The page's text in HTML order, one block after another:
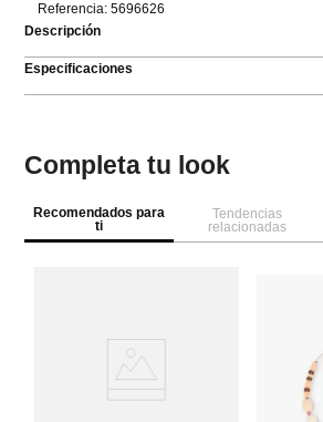
Referencia: 5696626
Descripción
Especificaciones
Completa tu look
Recomendados para
ti
Tendencias
relacionadas